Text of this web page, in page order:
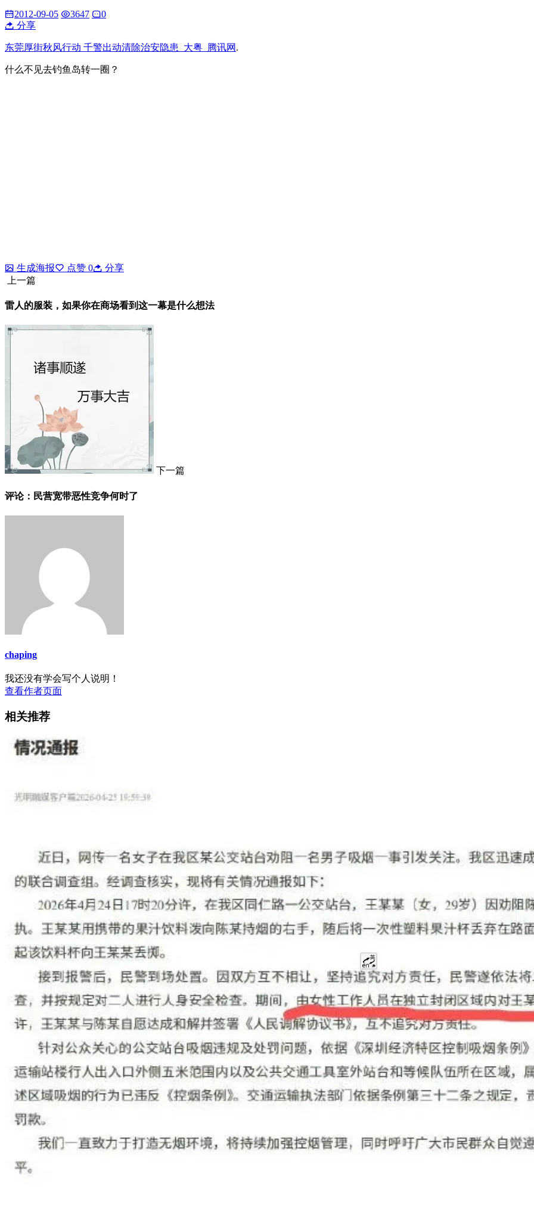
2012-09-05 3647
0
分享
东莞厚街秋风行动 千警出动清除治安隐患_大粤_腾讯网 .
什么不见去钓鱼岛转一圈？
生成海报 点赞 0
分享
上一篇
雷人的服装，如果你在商场看到这一幕是什么想法
下一篇
评论：民营宽带恶性竞争何时了
chaping
我还没有学会写个人说明！
查看作者页面
相关推荐